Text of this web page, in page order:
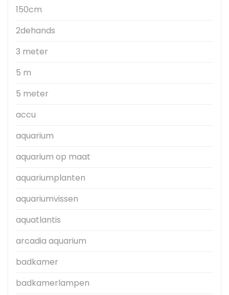
150cm
2dehands
3 meter
5 m
5 meter
accu
aquarium
aquarium op maat
aquariumplanten
aquariumvissen
aquatlantis
arcadia aquarium
badkamer
badkamerlampen